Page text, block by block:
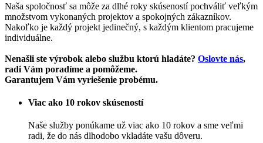
Naša spoločnosť sa môže za dlhé roky skúseností pochváliť veľkým
množstvom vykonaných projektov a spokojných zákazníkov.
Nakoľko je každý projekt jedinečný, s každým klientom pracujeme
individuálne.
Nenašli ste výrobok alebo službu ktorú hladáte? Oslovte nás,
radi Vám poradíme a pomôžeme.
Garantujem Vám vyriešenie probému.
Viac ako 10 rokov skúseností
Naše služby ponúkame už viac ako 10 rokov a sme veľmi
radi, že do nás dlhodobo vkladáte vašu dôveru.